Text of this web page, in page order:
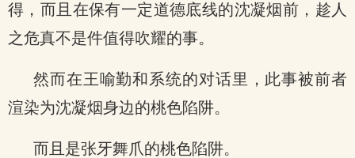
得，而且在保有一定道德底线的沈凝烟前，趁人
之危真不是件值得吹耀的事。
然而在王喻勤和系统的对话里，此事被前者
渲染为沈凝烟身边的桃色陷阱。
而且是张牙舞爪的桃色陷阱。